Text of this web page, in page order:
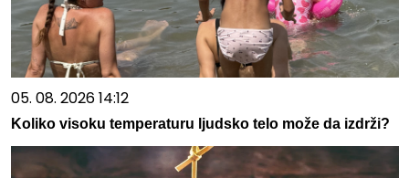
05. 08. 2026 14:12
Koliko visoku temperaturu ljudsko telo može da izdrži?